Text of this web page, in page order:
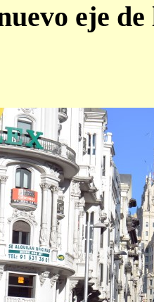
eje